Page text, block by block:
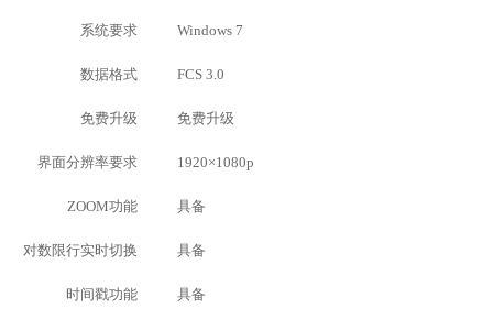
系统要求 Windows 7
数据格式 FCS 3.0
免费升级 免费升级
界面分辨率要求 1920×1080p
ZOOM功能 具备
对数限行实时切换 具备
时间戳功能 具备